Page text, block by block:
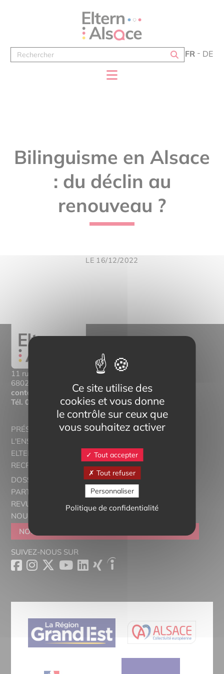
FR DE
Bilinguisme en Alsace
: du déclin au
renouveau ?
LE 16/12/2022
11 rue Mittlerweg,
68025 Colmar Cedex
contact@eltern-bilinguisme.org
Tél.03 89 20 46 74
PRÉSENTATION
L'ENSEIGNEMENT BILINGUE
ELTERN ALSACE - EUROSTAGES
RECRUTORRS
DOSSIERS THÉMATIQUES
PARTENAIRES
REVUE DE PRESSE
NOUS CONTACTER
NOUS REJOINDRE
DEVENIR SYMPATHISANT
SUIVEZ-NOUS SUR
Ce site utilise des
cookies et vous donne
le contrôle sur ceux que
vous souhaitez activer
Tout accepter
Tout refuser
Personnaliser
Politique de confidentialité